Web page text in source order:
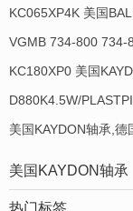
KC065XP4K 美国
KC180XP0 美国
D880K4.5W/
美国KAYDON轴承,
美国KAYDON轴承
热门标签